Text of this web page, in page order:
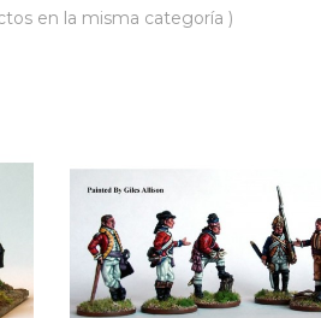
en la misma categoría )